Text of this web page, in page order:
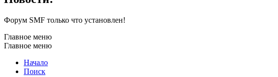
Форум SMF только что установлен!
Главное меню
Главное меню
Начало
Поиск